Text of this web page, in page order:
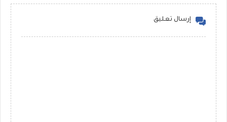
إرسال تعليق